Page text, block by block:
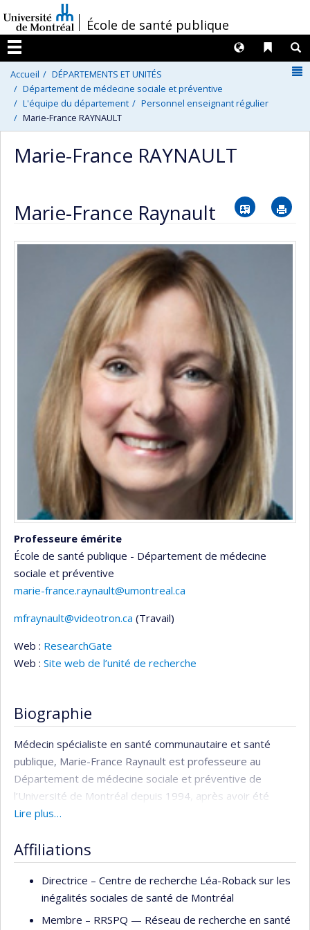
au
contenu
/École de santé publique
Menu
Liens
Langues
Accueil
DÉPARTEMENTS ET UNITÉS
Département de médecine sociale et préventive
L'équipe du département
Personnel enseignant régulier
Marie-France RAYNAULT
Marie-France RAYNAULT
Marie-France Raynault Vcard
Professeure émérite
École de santé publique - Département de médecine
sociale et préventive
marie-france.raynault@umontreal.ca
mfraynault@videotron.ca (Travail)
Web : ResearchGate
Web : Site web de l’unité de recherche
Biographie
Médecin spécialiste en santé communautaire et santé
publique, Marie-France Raynault est professeure au
Département de médecine sociale et préventive de
l’Université de Montréal depuis 1994, après avoir été
chargée de formation clinique au Département de
Également chef du département de santé publique et
médecine préventive du CHUM depuis 2010, M
Raynault
a contribué de façon remarquable à l’avancement de sa
discipline. Elle a en effet su combiner recherche, formation
et transfert des connaissances vers la société. Sa carrière
Lire plus…
Affiliations
Directrice – Centre de recherche Léa-Roback sur les
inégalités sociales de santé de Montréal
Membre – RRSPQ — Réseau de recherche en santé